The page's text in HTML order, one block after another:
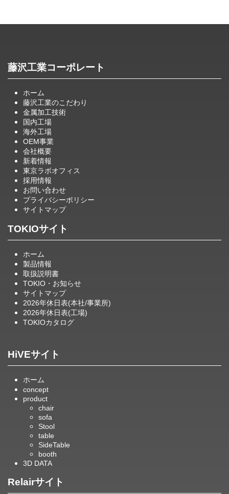
藤沢工業コーポレート
ホーム
藤沢工業のこだわり
金属加工技術
国内工場
海外工場
OEM事業
会社概要
新着情報
東京ラボオフィス
採用情報
お問い合わせ
プライバシーポリシー
サイトマップ
TOKIOサイト
ホーム
製品情報
取扱説明書
TOKIO・お知らせ
サイトマップ
2026年休日表(本社/事業所)
2026年休日表(工場)
TOKIOカタログ
HiVEサイト
ホーム
concept
product
chair
sofa
Stool
table
SideTable
booth
3D DATA
Relairサイト